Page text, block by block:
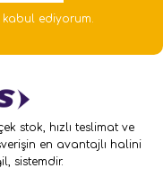
kabul ediyorum.
stok, hızlı teslimat ve
en avantajlı halini
sistemdir.